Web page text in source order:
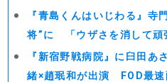
『青島くんはいじわる』寺
将”に 「ウザさを消して頑
『新宿野戦病院』に臼田あ
緒×趙珉和が出演 FOD最速